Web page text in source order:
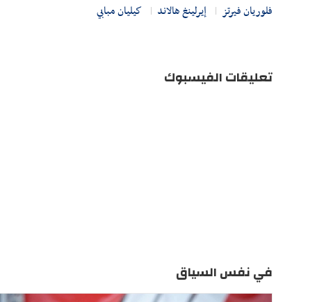
فلوريان فيرتز
إيرلينغ هالاند كيليان مبابي
تعليقات الفيسبوك
في نفس السياق